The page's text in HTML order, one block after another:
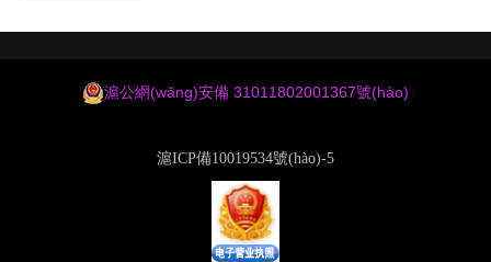
滬公網(wǎng)安備 31011802001367號(hào)
滬ICP備10019534號(hào)-5